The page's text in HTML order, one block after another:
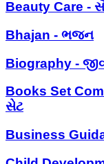
Beauty Care -
Bhajan - ભજન
Biography -
Books Set
સેટ
Business